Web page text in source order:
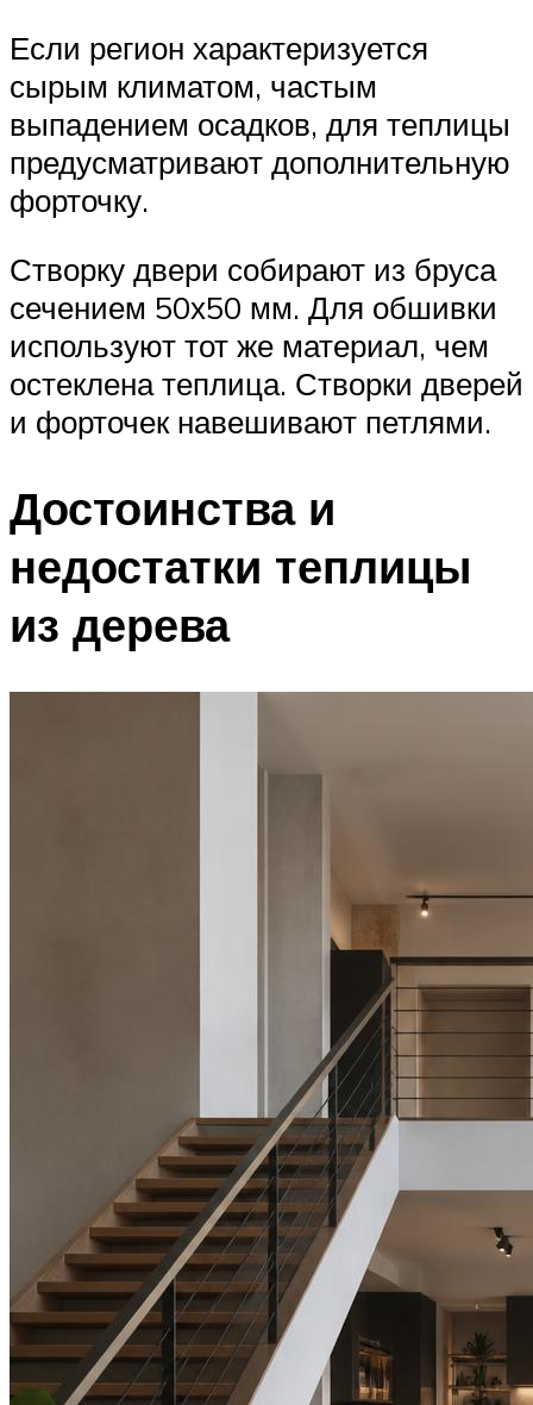
Если регион характеризуется
сырым климатом, частым
выпадением осадков, для теплицы
предусматривают дополнительную
форточку.
Створку двери собирают из бруса
сечением 50х50 мм. Для обшивки
используют тот же материал, чем
остеклена теплица. Створки дверей
и форточек навешивают петлями.
Достоинства и
недостатки теплицы
из дерева